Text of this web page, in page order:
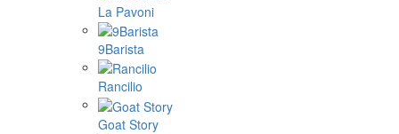
La Pavoni
9Barista
Rancilio
Goat Story